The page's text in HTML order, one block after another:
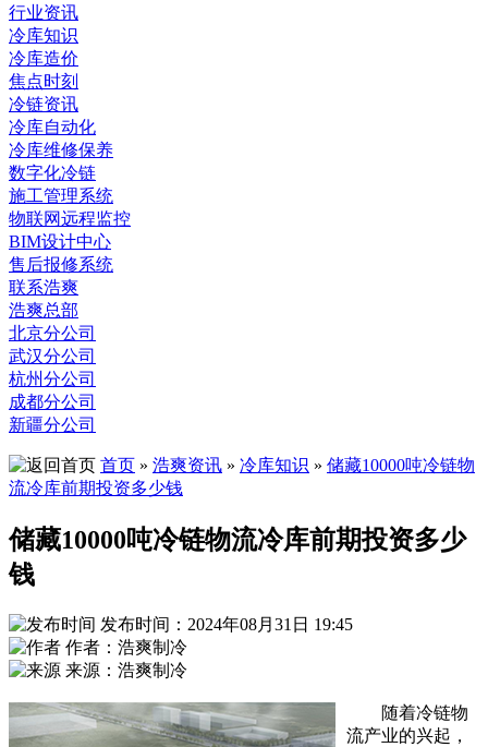
行业资讯
冷库知识
冷库造价
焦点时刻
冷链资讯
冷库自动化
冷库维修保养
数字化冷链
施工管理系统
物联网远程监控
BIM设计中心
售后报修系统
联系浩爽
浩爽总部
北京分公司
武汉分公司
杭州分公司
成都分公司
新疆分公司
首页 » 浩爽资讯 » 冷库知识 » 储藏10000吨冷链物
流冷库前期投资多少钱
储藏10000吨冷链物流冷库前期投资多少
钱
发布时间：2024年08月31日 19:45
作者：浩爽制冷
来源：浩爽制冷
随着冷链物
流产业的兴起，